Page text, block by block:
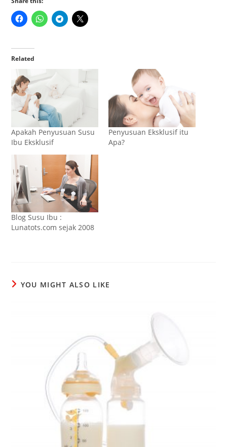
Related
Apakah Penyusuan Susu
Ibu Eksklusif
Penyusuan Eksklusif itu
Apa?
Blog Susu Ibu :
Lunatots.com sejak 2008
YOU MIGHT ALSO LIKE